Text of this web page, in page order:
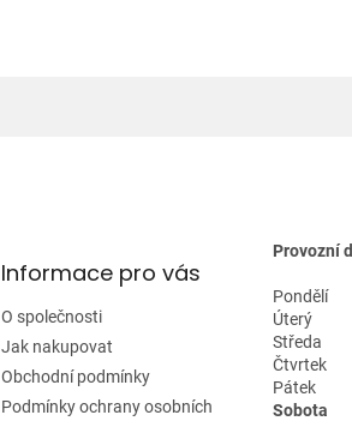
Informace pro vás
O společnosti
Jak nakupovat
Obchodní podmínky
Podmínky ochrany osobních
Provozní
Pondělí
Úterý
Středa
Čtvrtek
Pátek
Sobota